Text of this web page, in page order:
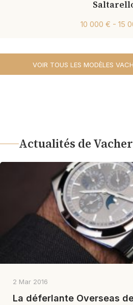
10 000 € - 15
VOIR TOUS LES MODÈLES
Actualités de
2 Mar 2016
La déferlante Overseas